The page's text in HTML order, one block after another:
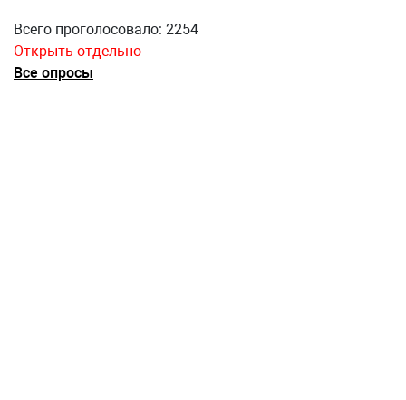
Всего проголосовало: 2254
Открыть отдельно
Все опросы